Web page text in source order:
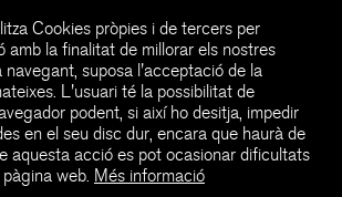
Cookies pròpies i de tercers per
amb la finalitat de millorar els nostres
navegant, suposa l'acceptació de la
L'usuari té la possibilitat de
podent, si així ho desitja, impedir
en el seu disc dur, encara que haurà de
aquesta acció es pot ocasionar dificultats
web. Més informació